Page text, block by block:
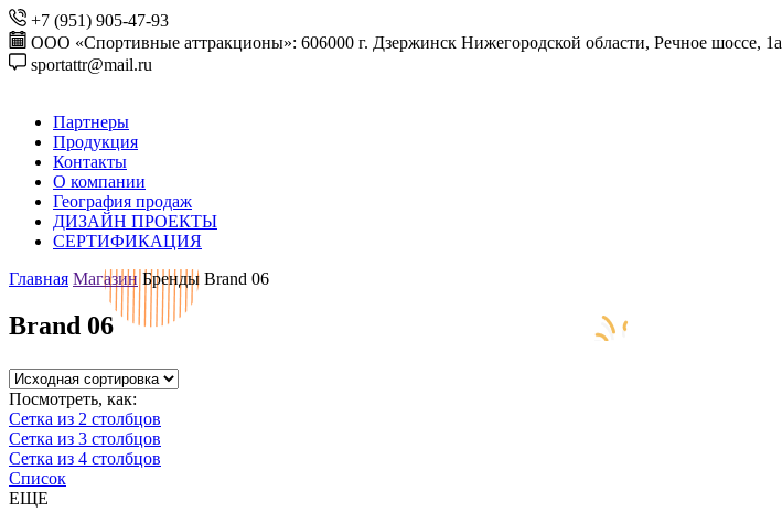
+7 (951) 905-47-93
ООО «Спортивные аттракционы»: 606000 г. Дзержинск Нижегородской области, Речное шоссе, 1а
sportattr@mail.ru
Партнеры
Продукция
Контакты
О компании
География продаж
ДИЗАЙН ПРОЕКТЫ
СЕРТИФИКАЦИЯ
Главная Магазин Бренды Brand 06
Brand 06
Посмотреть, как:
Сетка из 2 столбцов
Сетка из 3 столбцов
Сетка из 4 столбцов
Список
ЕЩЕ